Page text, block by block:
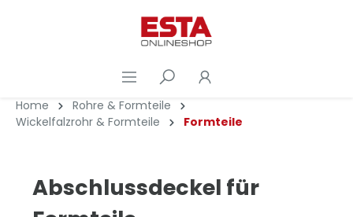
Home
Rohre & Formteile
Wickelfalzrohr & Formteile
Formteile
Abschlussdeckel für